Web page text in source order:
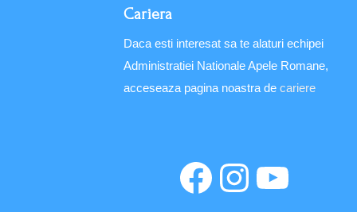
Cariera
Daca esti interesat sa te alaturi echipei
Administratiei Nationale Apele Romane,
acceseaza pagina noastra de cariere